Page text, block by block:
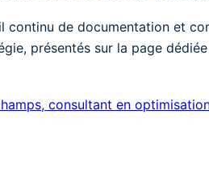
continu de documentation et
présentés sur la page
consultant en